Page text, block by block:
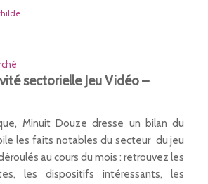
sectorielle Jeu Vidéo –
Minuit Douze dresse un bilan du
les faits notables du secteur du jeu
au cours du mois : retrouvez les
les dispositifs intéressants, les